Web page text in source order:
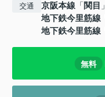
交通 京阪本線 「 関目
地下鉄今里筋線
地下鉄今里筋線
無料